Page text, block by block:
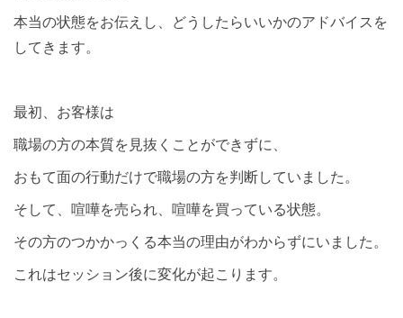
本当の状態をお伝えし、どうしたらいいかのアドバイスを
してきます。
最初、お客様は
職場の方の本質を見抜くことができずに、
おもて面の行動だけで職場の方を判断していました。
そして、喧嘩を売られ、喧嘩を買っている状態。
その方のつかかっくる本当の理由がわからずにいました。
これはセッション後に変化が起こります。